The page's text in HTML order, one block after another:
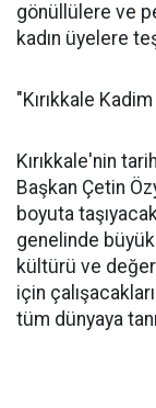
gönüllülere ve
kadın üyelere
"Kırıkkale
Kırıkkale'nin
Başkan Çetin
boyuta
genelinde
kültürü ve
için
tüm dünyaya